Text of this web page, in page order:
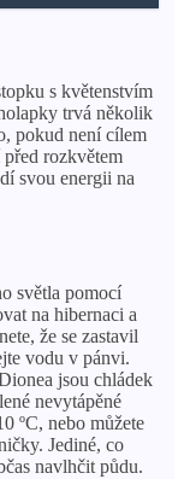
s květenstvím
trvá několik
pokud není cílem
rozkvětem
svou energii na
světla pomocí
na hibernaci a
že se zastavil
vodu v pánvi.
jsou chládek
nevytápěné
ºC, nebo můžete
Jediné, co
navlhčit půdu.